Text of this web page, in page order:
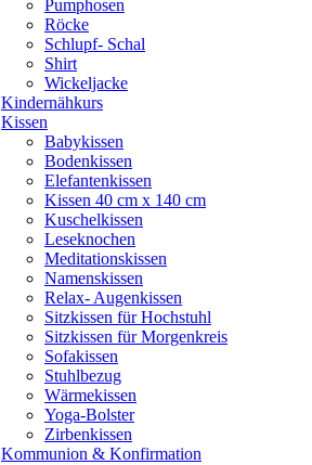
Pumphosen
Röcke
Schlupf- Schal
Shirt
Wickeljacke
Kindernähkurs
Kissen
Babykissen
Bodenkissen
Elefantenkissen
Kissen 40 cm x 140 cm
Kuschelkissen
Leseknochen
Meditationskissen
Namenskissen
Relax- Augenkissen
Sitzkissen für Hochstuhl
Sitzkissen für Morgenkreis
Sofakissen
Stuhlbezug
Wärmekissen
Yoga-Bolster
Zirbenkissen
Kommunion & Konfirmation